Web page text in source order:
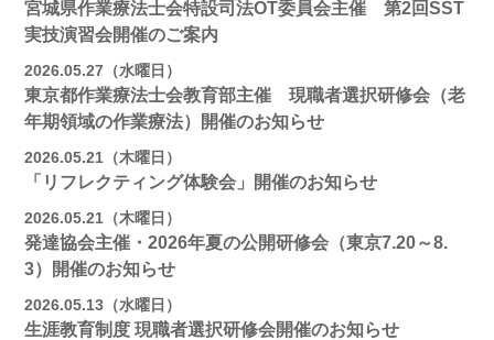
宮城県作業療法士会特設司法OT委員会主催 第2回SST
実技演習会開催のご案内
2026.05.27（水曜日）
東京都作業療法士会教育部主催 現職者選択研修会（老
年期領域の作業療法）開催のお知らせ
2026.05.21（木曜日）
「リフレクティング体験会」開催のお知らせ
2026.05.21（木曜日）
発達協会主催・2026年夏の公開研修会（東京7.20～8.
3）開催のお知らせ
2026.05.13（水曜日）
生涯教育制度 現職者選択研修会開催のお知らせ